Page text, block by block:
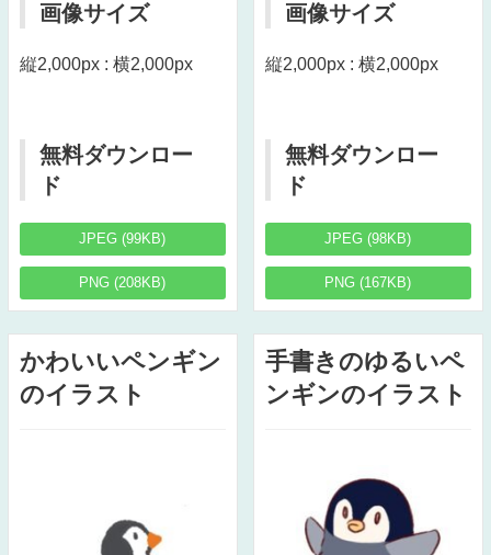
画像サイズ
縦2,000px : 横2,000px
無料ダウンロー
ド
JPEG (99KB)
PNG (208KB)
画像サイズ
縦2,000px : 横2,000px
無料ダウンロー
ド
JPEG (98KB)
PNG (167KB)
かわいいペンギン
のイラスト
手書きのゆるいペ
ンギンのイラスト